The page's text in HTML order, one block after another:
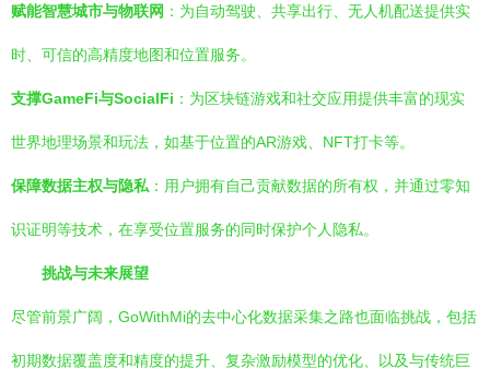
赋能智慧城市与物联网 ：为自动驾驶、共享出行、无人机配送提供实
时、可信的高精度地图和位置服务。
支撑GameFi与SocialFi ：为区块链游戏和社交应用提供丰富的现实
世界地理场景和玩法，如基于位置的AR游戏、NFT打卡等。
保障数据主权与隐私 ：用户拥有自己贡献数据的所有权，并通过零知
识证明等技术，在享受位置服务的同时保护个人隐私。
挑战与未来展望
尽管前景广阔，GoWithMi的去中心化数据采集之路也面临挑战，包括
初期数据覆盖度和精度的提升、复杂激励模型的优化、以及与传统巨